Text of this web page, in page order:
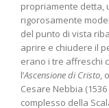
propriamente detta,
rigorosamente
del punto di vista
aprire e chiudere il
erano i tre affreschi
l’Ascensione di Cristo,
Cesare Nebbia
complesso della